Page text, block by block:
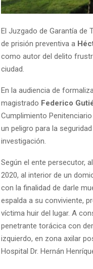
El Juzgado de Garantía de
de prisión preventiva a
como autor del delito
ciudad.
En la audiencia de
magistrado Federico
Cumplimiento
un peligro para la
investigación.
Según el ente persecutor,
2020, al interior de un
con la finalidad de darle
espalda a su conviviente,
víctima huir del lugar. A
penetrante torácica con
izquierdo, en zona axilar
Hospital Dr. Hernán